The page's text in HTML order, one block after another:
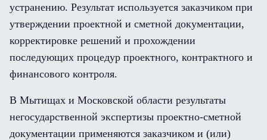
устранению. Результат используется заказчиком при
утверждении проектной и сметной документации,
корректировке решений и прохождении
последующих процедур проектного, контрактного и
финансового контроля.
В Мытищах и Московской области результаты
негосударственной экспертизы проектно-сметной
документации применяются заказчиком и (или)